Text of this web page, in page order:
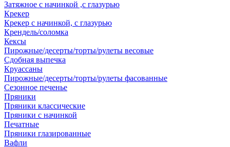
Затяжное с начинкой ,с глазурью
Крекер
Крекер с начинкой, с глазурью
Крендель/соломка
Кексы
Пирожные/десерты/торты/рулеты весовые
Сдобная выпечка
Круассаны
Пирожные/десерты/торты/рулеты фасованные
Сезонное печенье
Пряники
Пряники классические
Пряники с начинкой
Печатные
Пряники глазированные
Вафли